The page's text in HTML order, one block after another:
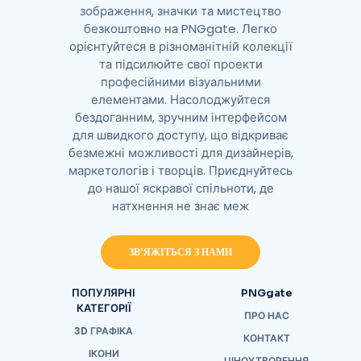
зображення, значки та мистецтво
безкоштовно на PNGgate. Легко
орієнтуйтеся в різноманітній колекції
та підсилюйте свої проекти
професійними візуальними
елементами. Насолоджуйтеся
бездоганним, зручним інтерфейсом
для швидкого доступу, що відкриває
безмежні можливості для дизайнерів,
маркетологів і творців. Приєднуйтесь
до нашої яскравої спільноти, де
натхнення не знає меж
ЗВ'ЯЖІТЬСЯ З НАМИ
ПОПУЛЯРНІ
КАТЕГОРІЇ
3D ГРАФІКА
ІКОНИ
PNGgate
ПРО НАС
КОНТАКТ